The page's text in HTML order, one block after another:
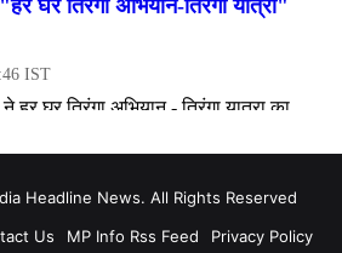
Headline News. All Rights Reserved
Us MP Info Rss Feed Privacy Policy